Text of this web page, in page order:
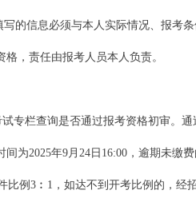
的信息必须与本人实际情况、报考
，责任由报考人员本人负责。
专栏查询是否通过报考资格初审。
为2025年9月24日16:00，逾期未缴费
例3︰1，如达不到开考比例的，经